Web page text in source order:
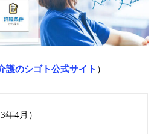
護のシゴト公式サイト ）
年4月）